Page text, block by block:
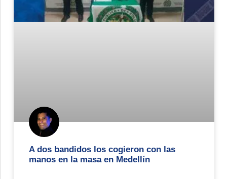
A dos bandidos los cogieron con las
manos en la masa en Medellín